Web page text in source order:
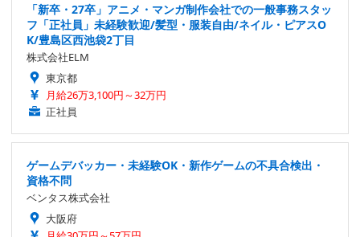
「新卒・27卒」アニメ・マンガ制作会社での一般事務スタッ
フ「正社員」未経験歓迎/髪型・服装自由/ネイル・ピアスO
K/豊島区西池袋2丁目
株式会社ELM
東京都
月給26万3,100円～32万円
正社員
ゲームデバッカー・未経験OK・新作ゲームの不具合検出・
資格不問
ベンタス株式会社
大阪府